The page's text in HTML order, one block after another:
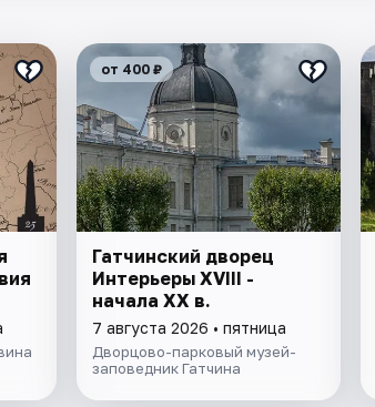
от 400 ₽
Гатчинский дворец
Интерьеры ХVIII -
начала ХХ в.
7 августа 2026 • пятница
Дворцово-парковый музей-
заповедник Гатчина